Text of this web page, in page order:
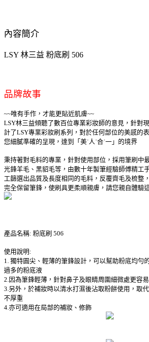
內容簡介
LSY 林三益 粉底刷 506
品牌故事
~~唯有手作，才能更貼近肌膚~~
LSY林三益傾聽了數百位專業彩妝師的意見，針對
計了LSY專業彩妝刷系列，對於任何部位的美感的
您細膩準確的呈現，達到「美˙人˙合˙一」的境界
秉持著對毛料的專業，針對使用部位，採用筆刷中
光鋒羊毛、黑貂毛等，由數十年製筆經驗師傅精工
工篩選出品質及長度相同的毛料，反覆齊毛及梳整
完全保留筆鋒，使刷具更柔順親膚，請您親自體驗
產品名稱: 粉底刷 506
使用說明:
1. 獨特圓尖、輕薄的筆鋒設計，可以幫助粉底均勻
過多的粉底液
2.因為筆鋒輕薄，針對鼻子及眼睛周圍細微處更容
3.另外，於補妝時以清水打濕後沾取粉餅使用，取
不厚重
4.亦可適用在局部的補妝、修飾